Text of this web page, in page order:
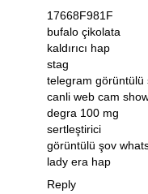
17668F981F
bufalo çikolata
kaldırıcı hap
stag
telegram görüntülü
canli web cam
degra 100 mg
sertleştirici
görüntülü şov
lady era hap
Reply